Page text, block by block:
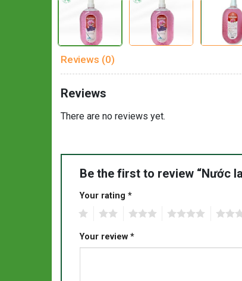
Reviews (0)
Reviews
There are no reviews yet.
Be the first to review “Nước
Your rating *
Your review *